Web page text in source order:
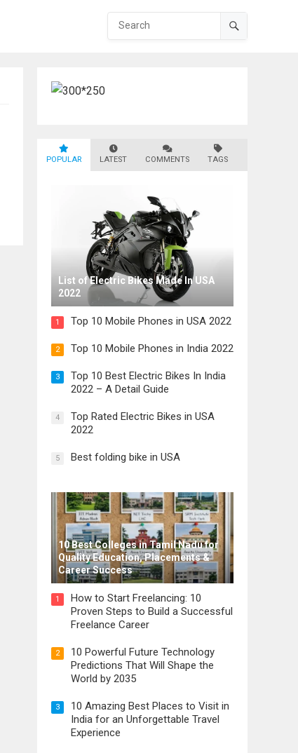
POPULAR LATEST COMMENTS TAGS
List of Electric Bikes Made In USA
2022
1 Top 10 Mobile Phones in USA 2022
2 Top 10 Mobile Phones in India 2022
3
Top 10 Best Electric Bikes In India
2022 – A Detail Guide
4
Top Rated Electric Bikes in USA
2022
5 Best folding bike in USA
10 Best Colleges in Tamil Nadu for
Quality Education, Placements &
Career Success
1
How to Start Freelancing: 10
Proven Steps to Build a Successful
Freelance Career
2
10 Powerful Future Technology
Predictions That Will Shape the
World by 2035
3
10 Amazing Best Places to Visit in
India for an Unforgettable Travel
Experience